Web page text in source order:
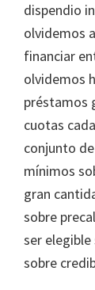
dispendio
olvidemos
financiar
olvidemos
préstamos
cuotas
conjunto
mínimos
gran
sobre
ser
sobre